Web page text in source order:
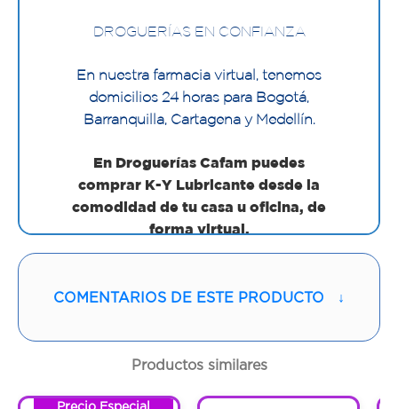
DROGUERÍAS EN CONFIANZA
En nuestra farmacia virtual, tenemos
domicilios 24 horas para Bogotá,
Barranquilla, Cartagena y Medellín.
En Droguerías Cafam puedes
comprar K-Y Lubricante desde la
comodidad de tu casa u oficina, de
forma virtual.
En nuestra farmacia virtual, tenemos
Es un producto íntimo diseñado para
mejorar la experiencia sexual necesitará
COMENTARIOS DE ESTE PRODUCTO ↓
Productos similares